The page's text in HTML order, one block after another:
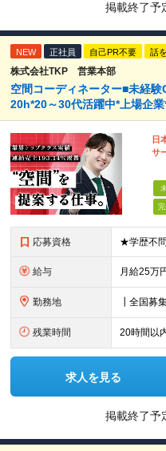
掲載終了予
NEW 正社員 自己PR不要 話
株式会社TKP 営業本部
空間コーディネーター■未経
20h*20～30代活躍中*上場企
日
サ
応募資格
給与
勤務地
残業時間 20時間以
求人を見る
掲載終了予